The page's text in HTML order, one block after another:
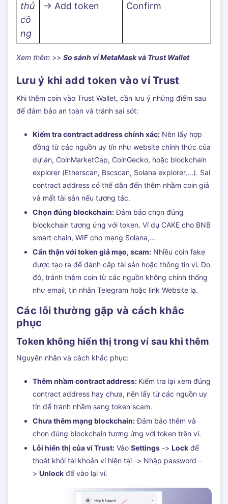
thủ
cô
ng
-> Add token Confirm
Xem thêm >> So sánh ví MetaMask và Trust Wallet
Lưu ý khi add token vào ví Trust
Khi thêm coin vào Trust Wallet, cần lưu ý những điểm sau
để đảm bảo an toàn và tránh sai sót:
Kiểm tra contract address chính xác: Nên lấy hợp
đồng từ các nguồn uy tín như website chính thức của
dự án, CoinMarketCap, CoinGecko, hoặc blockchain
explorer (Etherscan, Bscscan, Solana explorer,...). Sai
contract address có thể dẫn đến thêm nhầm coin giả
và mất tài sản nếu tương tác.
Chọn đúng blockchain:Đảm bảo chọn đúng
blockchain tương ứng với token. Ví dụ CAKE cho BNB
smart chain, WIF cho mạng Solana,...
Cẩn thận với token giả mạo, scam: Nhiều coin fake
được tạo ra để đánh cắp tài sản hoặc thông tin ví. Do
đó, tránh thêm coin từ các nguồn không chính thống
như email, tin nhắn Telegram hoặc link Website lạ.
Các lỗi thường gặp và cách khắc
phục
Token không hiển thị trong ví sau khi thêm
Nguyên nhân và cách khắc phục:
Thêm nhầm contract address: Kiểm tra lại xem đúng
contract address hay chưa, nên lấy từ các nguồn uy
tín để tránh nhầm sang token scam.
Chưa thêm mạng blockchain:Đảm bảo thêm và
chọn đúng blockchain tương ứng với token trên ví.
Lỗi hiển thị của ví Trust: Vào Settings -> Lock để
thoát khỏi tài khoản ví hiện tại -> Nhập password -
> Unlock để vào lại ví.